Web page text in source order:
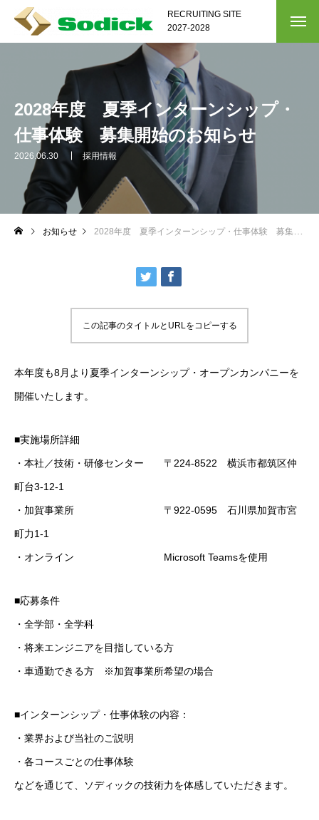
RECRUITING SITE
2027-2028
2028年度 夏季インターンシップ・
仕事体験 募集開始のお知らせ
2026.06.30 採用情報
お知らせ 2028年度 夏季インターンシップ・仕事体験 募集開始のお知らせ
この記事のタイトルとURLをコピーする
本年度も8月より夏季インターンシップ・オープンカンパニーを
開催いたします。
■実施場所詳細
・本社／技術・研修センター 〒224-8522 横浜市都筑区仲
町台3-12-1
・加賀事業所 〒922-0595 石川県加賀市宮
町力1-1
・オンライン Microsoft Teamsを使用
■応募条件
・全学部・全学科
・将来エンジニアを目指している方
・車通勤できる方 ※加賀事業所希望の場合
■インターンシップ・仕事体験の内容：
・業界および当社のご説明
・各コースごとの仕事体験
などを通じて、ソディックの技術力を体感していただきます。